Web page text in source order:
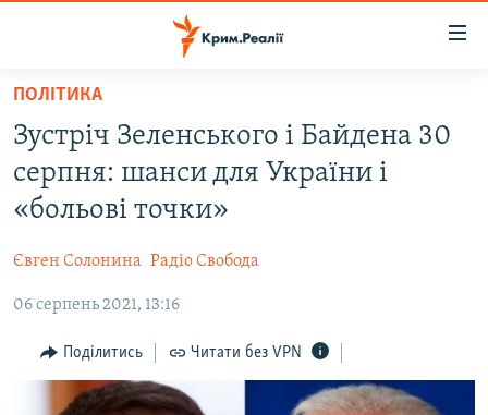
Перейти
основного
матеріалу
Перейти
до
основної
Перейти
пошуку
ВОДА.КРИМ
ВІДЕО ТА ФОТО
БЛОГИ
ПОГЛЯД
ІНТЕРВ'Ю
ВСЕ ЗА ДЕНЬ
ПОЛІТИКА
Зустріч Зеленського і Байдена 30
серпня: шанси для України і
«больові точки»
Євген Солонина Радіо Свобода
06 серпень 2021, 13:16
Поділитись Читати без VPN